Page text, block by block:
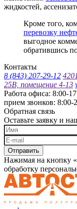
жидкостей,
Кроме того,
перевозку
выгодное
обратившись
Контакты
8 (843) 207-29-12
25В, помещение 4-13
Работа офиса: 8:00-
прием звонков: 8:00-
Обратная связь
Оставьте заявку и
Отправить
Нажимая на кнопку
обработку